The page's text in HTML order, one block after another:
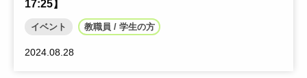
17:25】
イベント 教職員 / 学生の方
2024.08.28